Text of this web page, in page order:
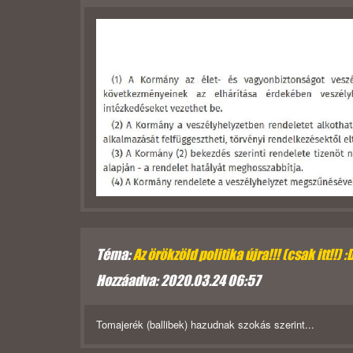
Téma:Az örökzöld politika újra!!! (csak itt!!)
Hozzáadva: 2020.03.24 06:57
Tomajerék (ballibek) hazudnak szokás szerint...